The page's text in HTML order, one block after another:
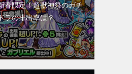
春限定！超獣神祭のガチ
ラの排出率は？